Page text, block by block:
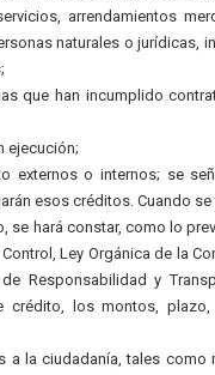
arrendamientos
naturales o jurídicas,
que han incumplido
ejecución;
externos o internos; se
esos créditos. Cuando se
hará constar, como lo
Ley Orgánica de la
Responsabilidad y
crédito, los montos,
a la ciudadanía, tales como